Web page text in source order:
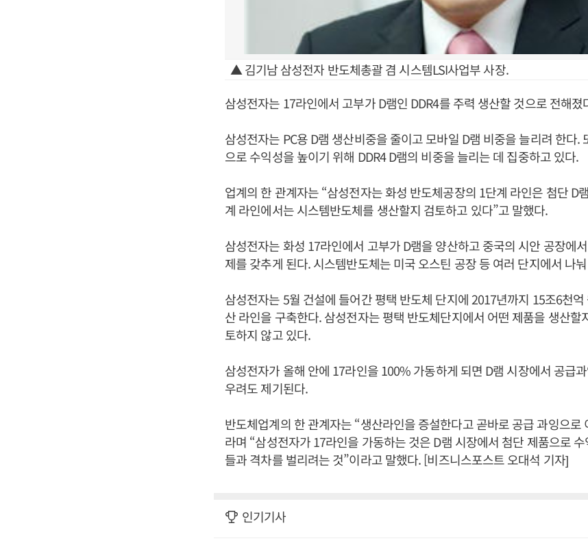
▲ 김기남 삼성전자 반도체총괄 겸 시스템LSI사업부 사장.
삼성전자는 17라인에서 고부가 D램인 DDR4를 주력 생산할 것으로 전해졌
삼성전자는 PC용 D램 생산비중을 줄이고 모바일 D램 비중을 늘리려 한다.
으로 수익성을 높이기 위해 DDR4 D램의 비중을 늘리는 데 집중하고 있다.
업계의 한 관계자는 “삼성전자는 화성 반도체공장의 1단계 라인은 첨단 D
계 라인에서는 시스템반도체를 생산할지 검토하고 있다”고 말했다.
삼성전자는 화성 17라인에서 고부가 D램을 양산하고 중국의 시안 공장에
제를 갖추게 된다. 시스템반도체는 미국 오스틴 공장 등 여러 단지에서 나
삼성전자는 5월 건설에 들어간 평택 반도체 단지에 2017년까지 15조6천
산 라인을 구축한다. 삼성전자는 평택 반도체단지에서 어떤 제품을 생산할
토하지 않고 있다.
삼성전자가 올해 안에 17라인을 100% 가동하게 되면 D램 시장에서 공급
우려도 제기된다.
반도체업계의 한 관계자는 “생산라인을 증설한다고 곧바로 공급 과잉으로
라며 “삼성전자가 17라인을 가동하는 것은 D램 시장에서 첨단 제품으로
들과 격차를 벌리려는 것”이라고 말했다. [비즈니스포스트 오대석 기자]
인기기사